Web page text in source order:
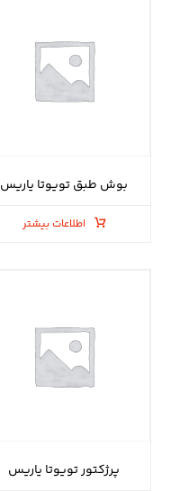
بوش طبق تویوتا یاریس
اطلاعات بیشتر
پرژکتور تویوتا یاریس